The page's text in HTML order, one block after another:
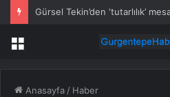
Menü
Anasayfa / Haber